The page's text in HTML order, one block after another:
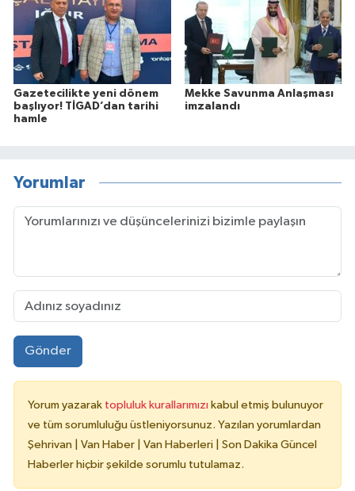
Gazetecilikte yeni dönem
başlıyor! TİGAD’dan tarihi
hamle
Mekke Savunma Anlaşması
imzalandı
Yorumlar
Gönder
Yorum yazarak topluluk kurallarımızı kabul etmiş bulunuyor
ve tüm sorumluluğu üstleniyorsunuz. Yazılan yorumlardan
Şehrivan | Van Haber | Van Haberleri | Son Dakika Güncel
Haberler hiçbir şekilde sorumlu tutulamaz.